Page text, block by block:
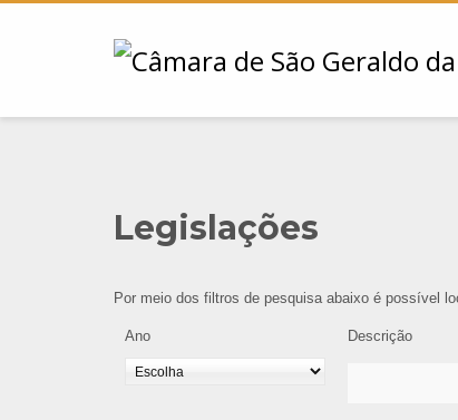
Legislações
Por meio dos filtros de pesquisa abaixo é possível
Ano Descrição